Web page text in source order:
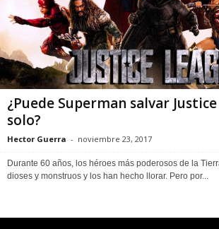
¿Puede Superman salvar
solo?
Hector Guerra - noviembre 23, 2017
Durante 60 años, los héroes más poderosos de la
dioses y monstruos y los han hecho llorar. Pero por...